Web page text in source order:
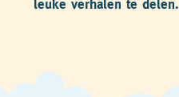
leuke verhalen te delen.